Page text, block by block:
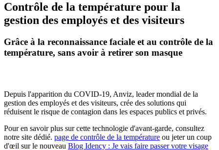
Contrôle de la température pour la
gestion des employés et des visiteurs
Grâce à la reconnaissance faciale et au contrôle de la
température, sans avoir à retirer son masque
Depuis l'apparition du COVID-19, Anviz, leader mondial de la
gestion des employés et des visiteurs, crée des solutions qui
réduisent le risque de contagion dans les espaces publics et privés.
Pour en savoir plus sur cette technologie d'avant-garde, consultez
notre site dédié. page de contrôle de la température ou jeter un coup
d'œil sur le nouveau Blog Idency : Je vais faire passer votre visage